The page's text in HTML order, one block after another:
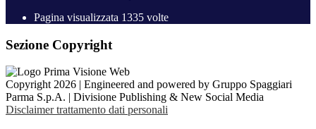
Pagina visualizzata 1335 volte
Sezione Copyright
Copyright 2026 | Engineered and powered by Gruppo Spaggiari
Parma S.p.A. | Divisione Publishing & New Social Media
Disclaimer trattamento dati personali